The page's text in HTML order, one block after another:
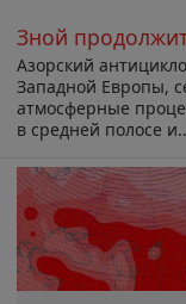
Зной
Азорский
Западной Европы,
атмосферные
в средней полосе